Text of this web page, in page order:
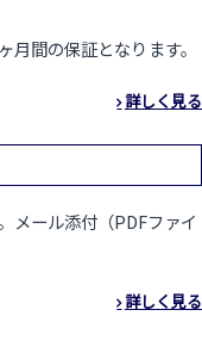
月間の保証となります。
詳しく見る
メール添付（PDFファイ
詳しく見る